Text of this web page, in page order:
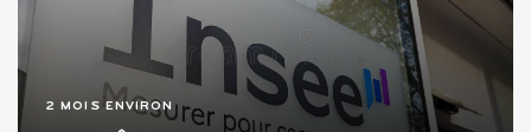
2 MOIS ENVIRON